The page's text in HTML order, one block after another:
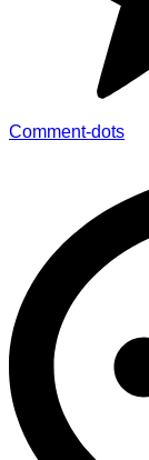
Comment-dots